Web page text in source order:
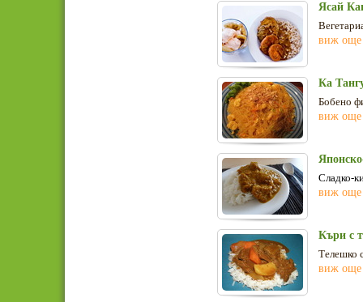
Ясай
виж още
Ка
Бобено
виж още
Сладко-
виж още
Къри с
Телешко
виж още